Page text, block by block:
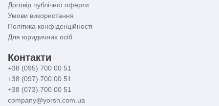
Договір публічної оферти
Умови використання
Політика конфіденційності
Для юридичних осіб
Контакти
+38 (095) 700 00 51
+38 (097) 700 00 51
+38 (073) 700 00 51
company@yorsh.com.ua